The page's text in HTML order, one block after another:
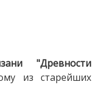
"Древности
из старейших